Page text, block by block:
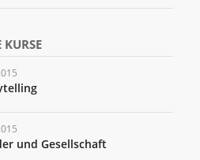
und Gesellschaft